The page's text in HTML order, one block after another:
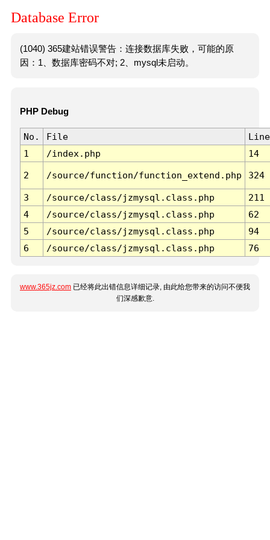
Database Error
(1040) 365建站错误警告：连接数据库失败，可能的原
因：1、数据库密码不对; 2、mysql未启动。
PHP Debug
No. File
Line
1
/index.php 14
2 /source/function/function_extend.php 324
3 /source/class/jzmysql.class.php
211
4
/source/class/jzmysql.class.php
62
5
/source/class/jzmysql.class.php
94
6
/source/class/jzmysql.class.php 76
www.365jz.com 已经将此出错信息详细记录, 由此给您带来的访问不便我
们深感歉意.